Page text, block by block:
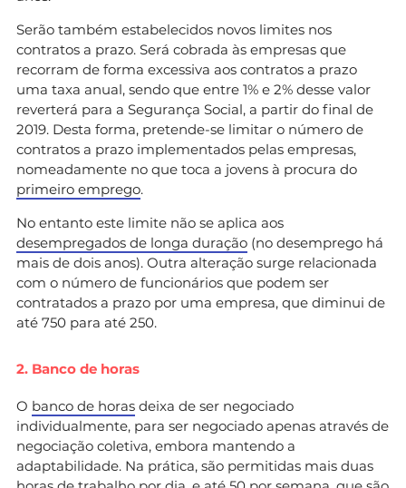
Serão também estabelecidos novos limites nos
contratos a prazo. Será cobrada às empresas que
recorram de forma excessiva aos contratos a prazo
uma taxa anual, sendo que entre 1% e 2% desse valor
reverterá para a Segurança Social, a partir do final de
2019. Desta forma, pretende-se limitar o número de
contratos a prazo implementados pelas empresas,
nomeadamente no que toca a jovens à procura do
primeiro emprego.
No entanto este limite não se aplica aos
desempregados de longa duração (no desemprego há
mais de dois anos). Outra alteração surge relacionada
com o número de funcionários que podem ser
contratados a prazo por uma empresa, que diminui de
até 750 para até 250.
2. Banco de horas
O banco de horas deixa de ser negociado
individualmente, para ser negociado apenas através de
negociação coletiva, embora mantendo a
adaptabilidade. Na prática, são permitidas mais duas